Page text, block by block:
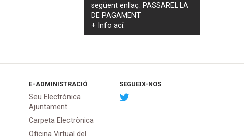
següent enllaç: PASSAREL·LA
DE PAGAMENT
+ Infoací.
E-ADMINISTRACIÓ
Seu Electrònica
Ajuntament
Carpeta Electrònica
Oficina Virtual del
SEGUEIX-NOS